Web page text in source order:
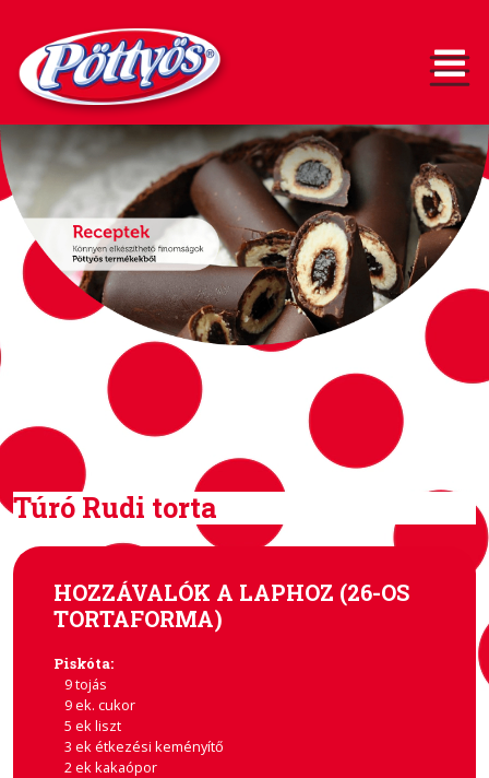
Túró Rudi torta
HOZZÁVALÓK A LAPHOZ (26-OS
TORTAFORMA)
Piskóta:
9 tojás
9 ek. cukor
5 ek liszt
3 ek étkezési keményítő
2 ek kakaópor